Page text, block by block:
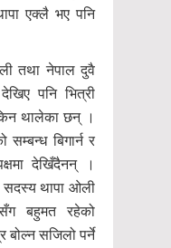
एक्लै भए पनि
तथा नेपाल दुवै
पनि भित्री
थालेका छन् ।
बिगार्न र
देखिँदैनन् ।
सदस्य थापा ओली
बहुमत रहेको
बोल्न सजिलो पर्ने